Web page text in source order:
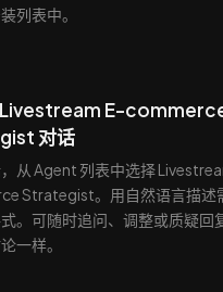
列表中。
Livestream E-
对话
从 Agent 列表中选择
Strategist。用自然语言描述
。可随时追问、调整或质疑回
一样。